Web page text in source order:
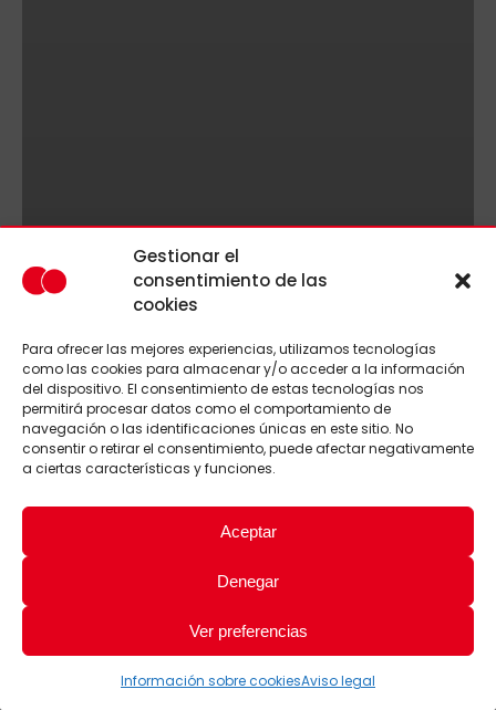
Gestionar el
consentimiento de las
cookies
Para ofrecer las mejores experiencias, utilizamos tecnologías
como las cookies para almacenar y/o acceder a la información
del dispositivo. El consentimiento de estas tecnologías nos
permitirá procesar datos como el comportamiento de
navegación o las identificaciones únicas en este sitio. No
consentir o retirar el consentimiento, puede afectar negativamente
a ciertas características y funciones.
Aceptar
Denegar
Ver preferencias
Información sobre cookiesAviso legal